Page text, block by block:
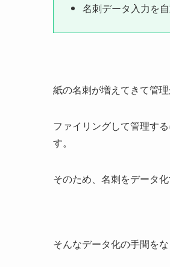
名刺データ入力を
紙の名刺が増えてきて管
ファイリングして管理す
す。
そのため、名刺をデータ
そんなデータ化の手間を